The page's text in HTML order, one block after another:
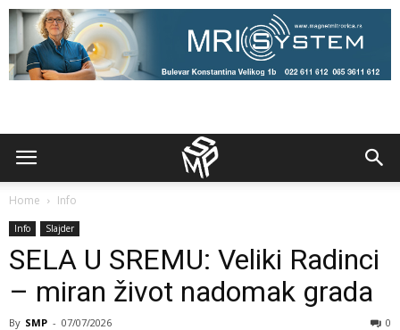
Home Info
Info Slajder
SELA U SREMU: Veliki Radinci
– miran život nadomak grada
By SMP - 07/07/2026 0